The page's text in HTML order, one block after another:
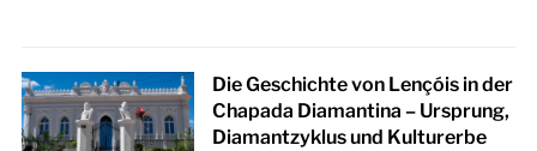
Die Geschichte von Lençóis in der
Chapada Diamantina – Ursprung,
Diamantzyklus und Kulturerbe